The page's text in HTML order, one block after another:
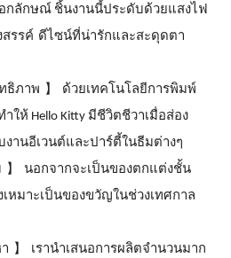
กลักษณ์ ชิ้นงานนี้ประดับด้วยแสงไฟ
สรรค์ ดีไซน์ที่น่ารักและสะดุดตา
ธิภาพ 】
ด้วยเทคโนโลยีการพิมพ์
ให้ Hello Kitty มีชีวิตชีวาเมื่อส่อง
งานอีเวนต์และปาร์ตี้ในธีมต่างๆ
】
นอกจากจะเป็นของตกแต่งชั้น
หมาะเป็นของขวัญในช่วงเทศกาล
】
เรานำเสนอการผลิตจำนวนมาก